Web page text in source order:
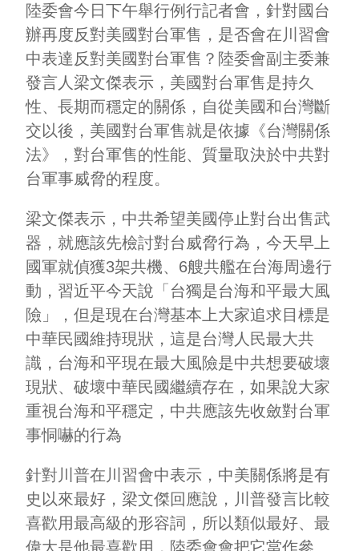
陸委會今日下午舉行例行記者會，針對國台
辦再度反對美國對台軍售，是否會在川習會
中表達反對美國對台軍售？陸委會副主委兼
發言人梁文傑表示，美國對台軍售是持久
性、長期而穩定的關係，自從美國和台灣斷
交以後，美國對台軍售就是依據《台灣關係
法》，對台軍售的性能、質量取決於中共對
台軍事威脅的程度。
梁文傑表示，中共希望美國停止對台出售武
器，就應該先檢討對台威脅行為，今天早上
國軍就偵獲3架共機、6艘共艦在台海周邊行
動，習近平今天說「台獨是台海和平最大風
險」，但是現在台灣基本上大家追求目標是
中華民國維持現狀，這是台灣人民最大共
識，台海和平現在最大風險是中共想要破壞
現狀、破壞中華民國繼續存在，如果說大家
重視台海和平穩定，中共應該先收斂對台軍
事恫嚇的行為
針對川普在川習會中表示，中美關係將是有
史以來最好，梁文傑回應說，川普發言比較
喜歡用最高級的形容詞，所以類似最好、最
偉大是他最喜歡用，陸委會會把它當作參